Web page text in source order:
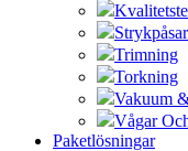
Trimning
Torkning
Vakuum
Vågar
Paketlösningar